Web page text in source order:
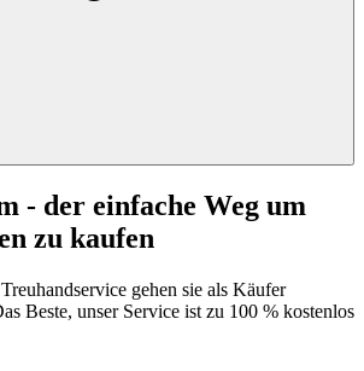
- der einfache Weg um
zu kaufen
gehen sie als Käufer
Beste, unser Service ist zu 100 % kostenlos